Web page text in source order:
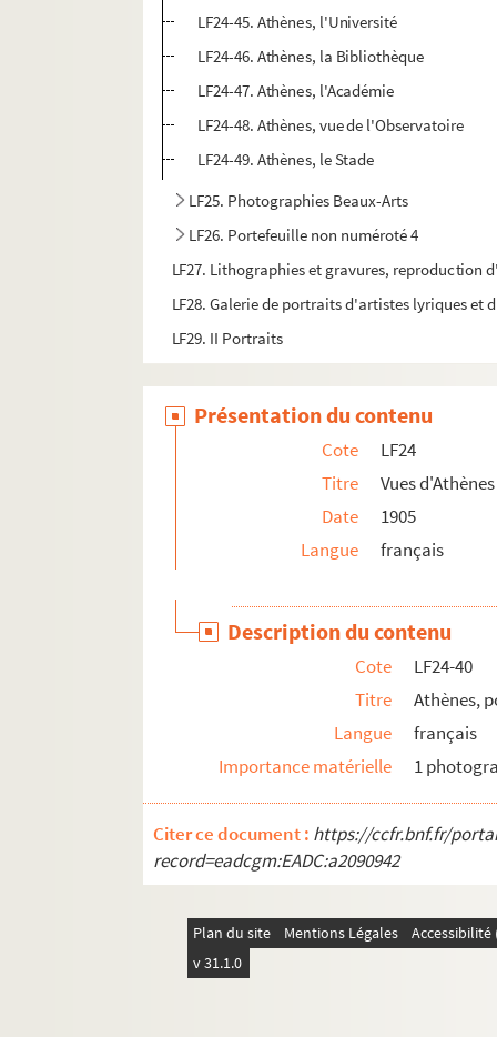
LF24-45. Athènes, l'Université
LF24-46. Athènes, la Bibliothèque
LF24-47. Athènes, l'Académie
LF24-48. Athènes, vue de l'Observatoire
LF24-49. Athènes, le Stade
LF25. Photographies Beaux-Arts
LF26. Portefeuille non numéroté 4
LF27. Lithographies et gravures, reproduction
LF28. Galerie de portraits d'artistes lyriques
LF29. II Portraits
Présentation du contenu
Cote
LF24
Titre
Vues
Date
1905
Langue
français
Description du contenu
Cote
LF24-40
Titre
Athènes,
Langue
français
Importance matérielle
1
Citer ce document : https://ccfr.bnf.fr/
record=eadcgm:EADC:a2090942
Plan du site Mentions Légales
v 31.1.0